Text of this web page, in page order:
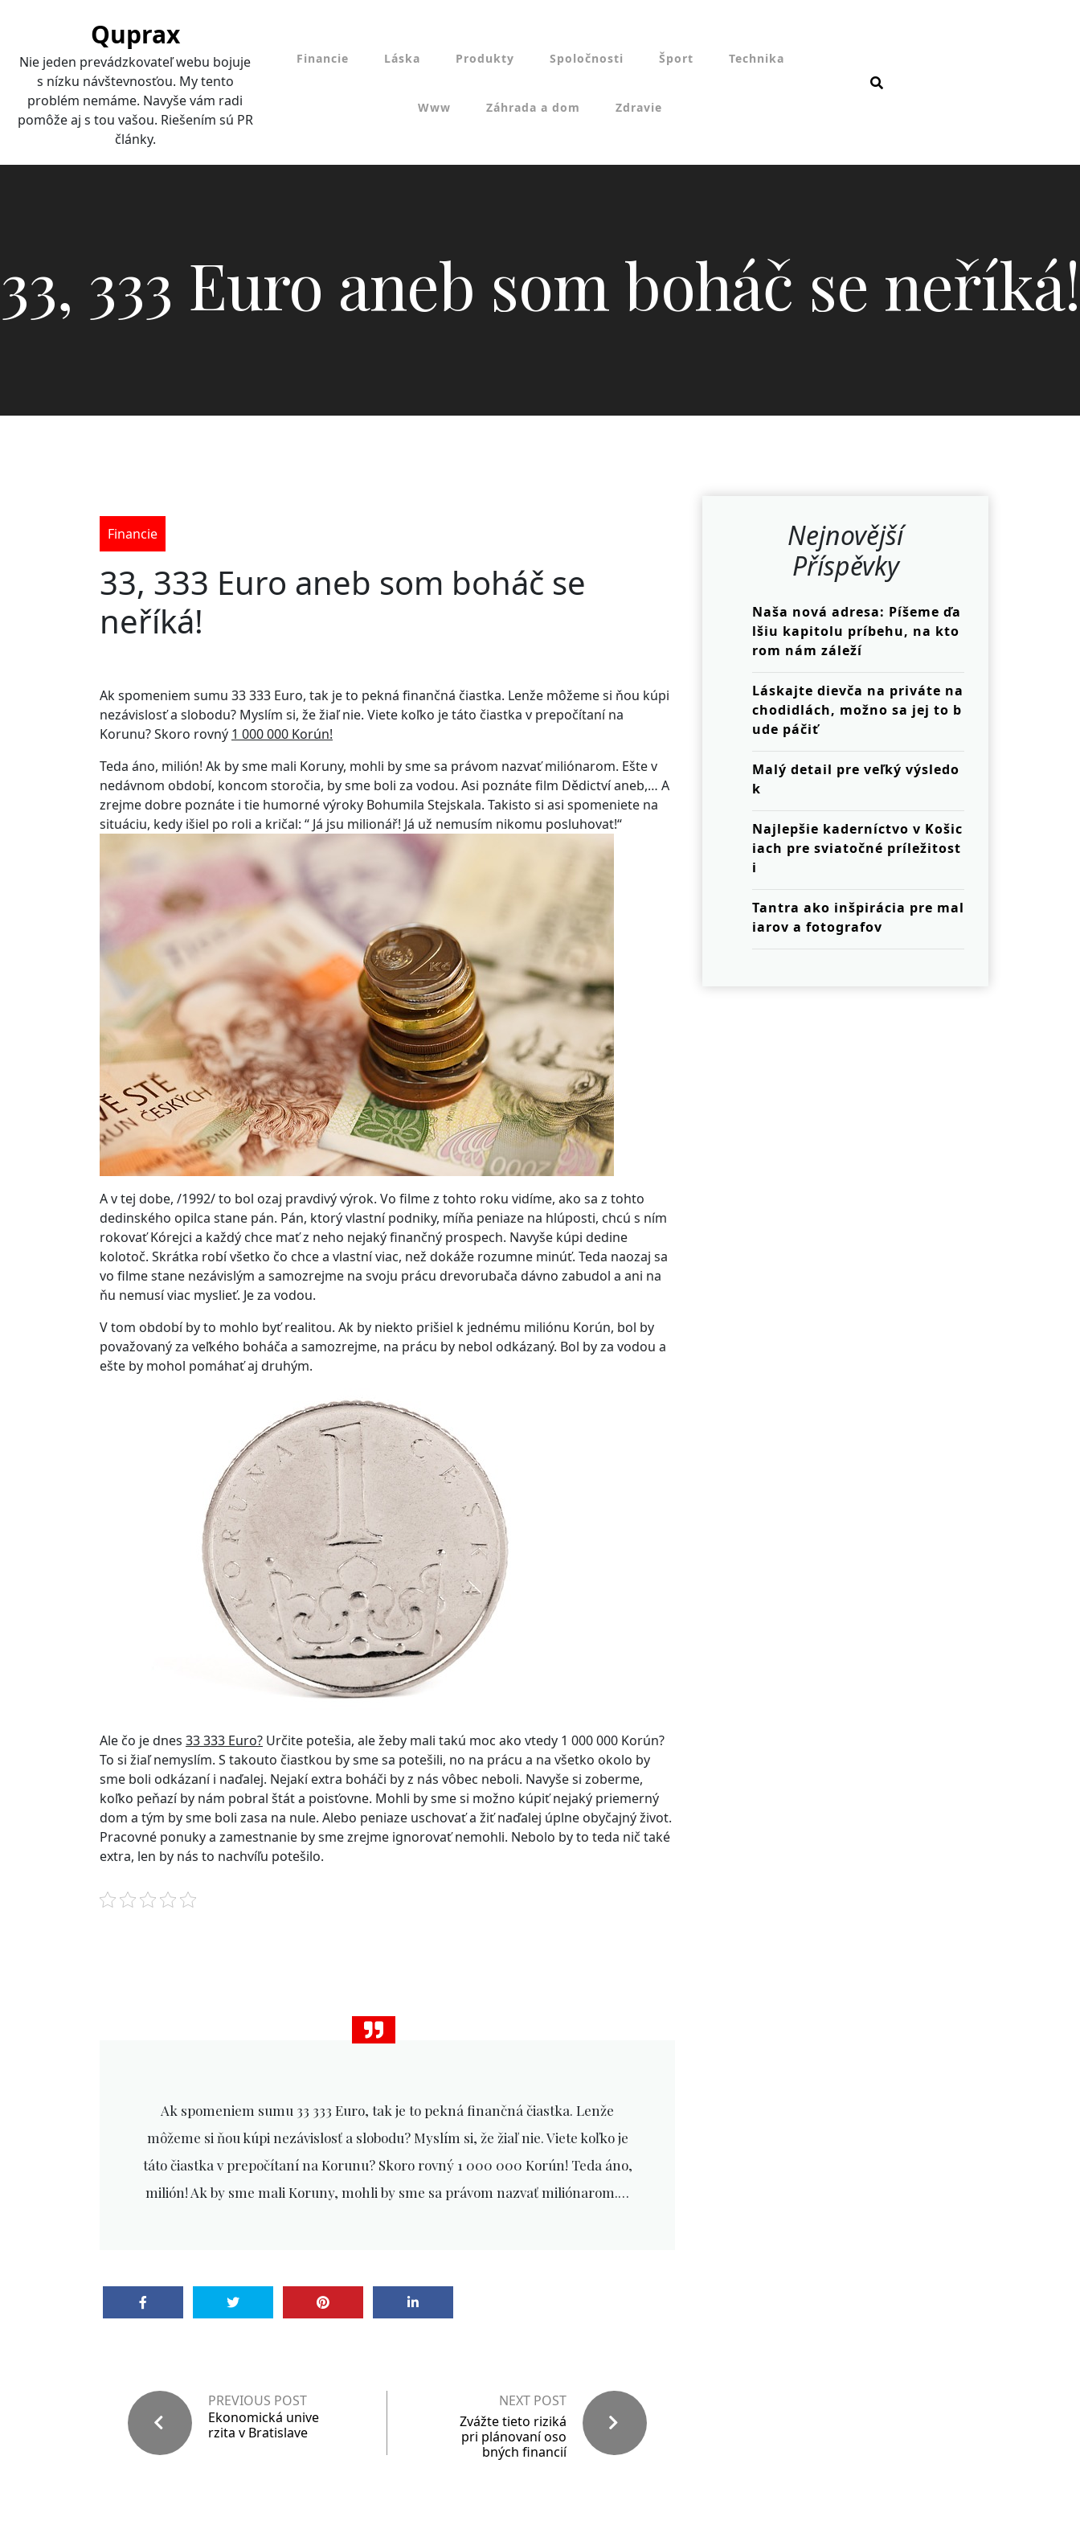
Quprax
Nie jeden prevádzkovateľ webu bojuje
s nízku návštevnosťou. My tento
problém nemáme. Navyše vám radi
pomôže aj s tou vašou. Riešením sú PR
články.
Financie Láska Produkty Spoločnosti Šport Technika
Www Záhrada a dom Zdravie
33, 333 Euro aneb som boháč se neříká!
Financie
33, 333 Euro aneb som boháč se
neříká!
Ak spomeniem sumu 33 333 Euro, tak je to pekná finančná čiastka. Lenže môžeme si ňou kúpi
nezávislosť a slobodu? Myslím si, že žiaľ nie. Viete koľko je táto čiastka v prepočítaní na
Korunu? Skoro rovný 1 000 000 Korún!
Teda áno, milión! Ak by sme mali Koruny, mohli by sme sa právom nazvať miliónarom. Ešte v
nedávnom období, koncom storočia, by sme boli za vodou. Asi poznáte film Dědictví aneb,… A
zrejme dobre poznáte i tie humorné výroky Bohumila Stejskala. Takisto si asi spomeniete na
situáciu, kedy išiel po roli a kričal: “ Já jsu milionář! Já už nemusím nikomu posluhovat!“
A v tej dobe, /1992/ to bol ozaj pravdivý výrok. Vo filme z tohto roku vidíme, ako sa z tohto
dedinského opilca stane pán. Pán, ktorý vlastní podniky, míňa peniaze na hlúposti, chcú s ním
rokovať Kórejci a každý chce mať z neho nejaký finančný prospech. Navyše kúpi dedine
kolotoč. Skrátka robí všetko čo chce a vlastní viac, než dokáže rozumne minúť. Teda naozaj sa
vo filme stane nezávislým a samozrejme na svoju prácu drevorubača dávno zabudol a ani na
ňu nemusí viac myslieť. Je za vodou.
V tom období by to mohlo byť realitou. Ak by niekto prišiel k jednému miliónu Korún, bol by
považovaný za veľkého boháča a samozrejme, na prácu by nebol odkázaný. Bol by za vodou a
ešte by mohol pomáhať aj druhým.
Ale čo je dnes 33 333 Euro? Určite potešia, ale žeby mali takú moc ako vtedy 1 000 000 Korún?
To si žiaľ nemyslím. S takouto čiastkou by sme sa potešili, no na prácu a na všetko okolo by
sme boli odkázaní i naďalej. Nejakí extra boháči by z nás vôbec neboli. Navyše si zoberme,
koľko peňazí by nám pobral štát a poisťovne. Mohli by sme si možno kúpiť nejaký priemerný
dom a tým by sme boli zasa na nule. Alebo peniaze uschovať a žiť naďalej úplne obyčajný život.
Pracovné ponuky a zamestnanie by sme zrejme ignorovať nemohli. Nebolo by to teda nič také
extra, len by nás to nachvíľu potešilo.
Ak spomeniem sumu 33 333 Euro, tak je to pekná finančná čiastka. Lenže
môžeme si ňou kúpi nezávislosť a slobodu? Myslím si, že žiaľ nie. Viete koľko je
táto čiastka v prepočítaní na Korunu? Skoro rovný 1 000 000 Korún! Teda áno,
milión! Ak by sme mali Koruny, mohli by sme sa právom nazvať miliónarom.…
PREVIOUS POST
Ekonomická unive
rzita v Bratislave
NEXT POST
Zvážte tieto riziká
pri plánovaní oso
bných financií
Nejnovější
Příspěvky
Naša nová adresa: Píšeme ďa
lšiu kapitolu príbehu, na kto
rom nám záleží
Láskajte dievča na priváte na
chodidlách, možno sa jej to b
ude páčiť
Malý detail pre veľký výsledo
k
Najlepšie kaderníctvo v Košic
iach pre sviatočné príležitost
i
Tantra ako inšpirácia pre mal
iarov a fotografov